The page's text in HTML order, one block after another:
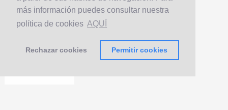
más información puedes consultar nuestra
política de cookies AQUÍ
Rechazar cookies Permitir cookies